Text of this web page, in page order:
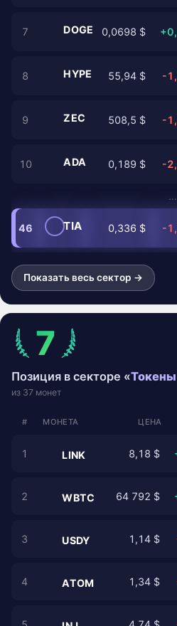
7 DOGE 0,0698 $
8 HYPE 55,94 $ -
9 ZEC 508,5 $ -
10 ADA 0,189 $ -
…
46 TIA 0,336 $ -
Показать весь сектор →
7
Позиция в секторе «
из 37 монет
# МОНЕТА ЦЕНА
1 LINK 8,18 $
2 WBTC 64 792 $
3 USDY 1,14 $
4 ATOM 1,34 $